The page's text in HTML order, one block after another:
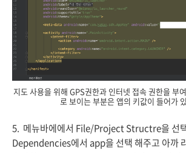
지도 사용을 위해 GPS권한과 인터넷 접속 권한을 부
로 보이는 부분은 앱의 키값이 들어가
5. 메뉴바에에서 File/Project Structre을 선
Dependencies에서 app을 선택 해주고 아까